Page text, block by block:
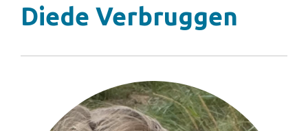
Diede Verbruggen